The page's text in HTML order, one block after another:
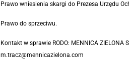
Prawo wniesienia skargi do Prezesa Urzędu
Prawo do sprzeciwu.
Kontakt w sprawie RODO: MENNICA
m.tracz@mennicazielona.com